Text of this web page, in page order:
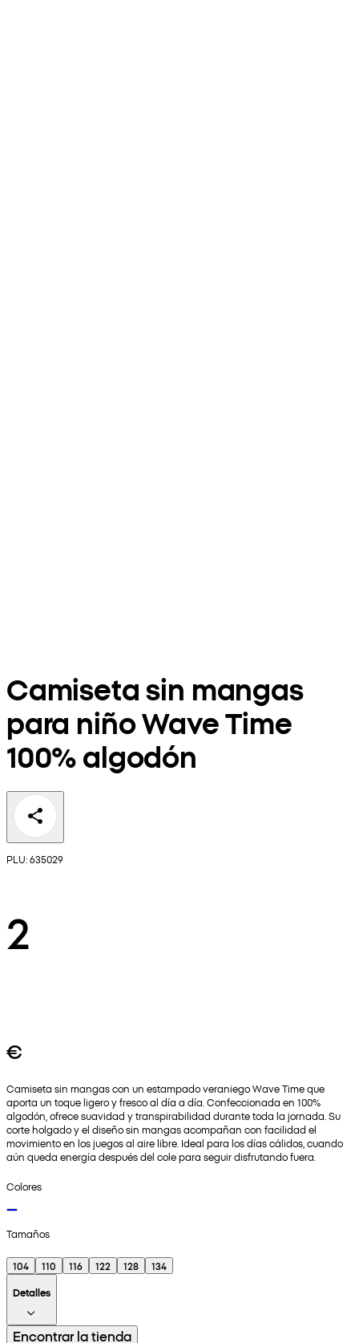
Camiseta sin mangas
para niño Wave Time
100% algodón
PLU: 635029
2
€
Camiseta sin mangas con un estampado veraniego Wave Time que
aporta un toque ligero y fresco al día a día. Confeccionada en 100%
algodón, ofrece suavidad y transpirabilidad durante toda la jornada. Su
corte holgado y el diseño sin mangas acompañan con facilidad el
movimiento en los juegos al aire libre. Ideal para los días cálidos, cuando
aún queda energía después del cole para seguir disfrutando fuera.
Colores
Tamaños
104 110 116 122 128
134
Detalles
Encontrar la tienda